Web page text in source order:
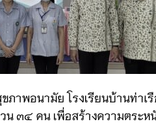
นามัย โรงเรียนบ้านท่าเรือ
น ๓๔ คน เพื่อสร้างความตระ